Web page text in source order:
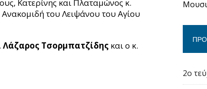
Κατερίνης και Πλαταμώνος κ.
του Λειψάνου του Αγίου
Λάζαρος Τσορμπατζίδης και ο κ.
2ο